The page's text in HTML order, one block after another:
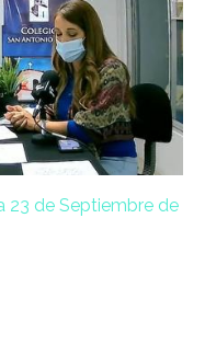
23 de Septiembre de